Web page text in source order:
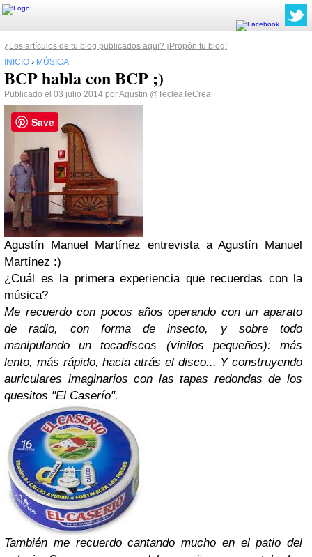
¿Los artículos de tu blog publicados aquí? ¡Propón tu blog!
INICIO › MÚSICA
BCP habla con BCP ;)
Publicado el 03 julio 2014 porAgustin @TecleaTeCrea
Agustín Manuel Martínez entrevista a Agustín Manuel
Martínez :)
¿Cuál es la primera experiencia que recuerdas con la
música?
Me recuerdo con pocos años operando con un aparato
de radio, con forma de insecto, y sobre todo
manipulando un tocadiscos (vinilos pequeños): más
lento, más rápido, hacia atrás el disco... Y construyendo
auriculares imaginarios con las tapas redondas de los
quesitos "El Caserío".
También me recuerdo cantando mucho en el patio del
Save